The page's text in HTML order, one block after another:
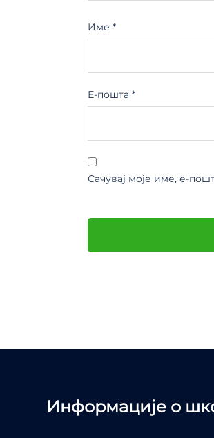
Име *
Е-пошта *
Сачувај моје име, е-
Информације о